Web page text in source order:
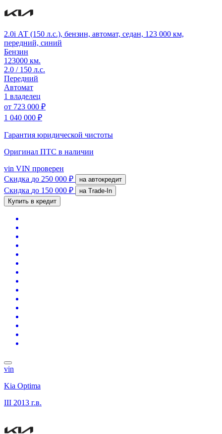
2.0i АТ (150 л.с.), бензин, автомат, седан, 123 000 км,
передний, синий
Бензин
123000 км.
2.0 / 150 л.с.
Передний
Автомат
1 владелец
от 723 000 ₽
1 040 000 ₽
Гарантия юридической чистоты
Оригинал ПТС в наличии
vin VIN проверен
Скидка до 250 000 ₽ на автокредит
Скидка до 150 000 ₽
на Trade-In
Купить в кредит
vin
Kia Optima
III 2013 г.в.